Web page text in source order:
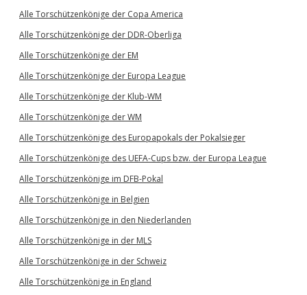
Alle Torschützenkönige der Copa America
Alle Torschützenkönige der DDR-Oberliga
Alle Torschützenkönige der EM
Alle Torschützenkönige der Europa League
Alle Torschützenkönige der Klub-WM
Alle Torschützenkönige der WM
Alle Torschützenkönige des Europapokals der Pokalsieger
Alle Torschützenkönige des UEFA-Cups bzw. der Europa League
Alle Torschützenkönige im DFB-Pokal
Alle Torschützenkönige in Belgien
Alle Torschützenkönige in den Niederlanden
Alle Torschützenkönige in der MLS
Alle Torschützenkönige in der Schweiz
Alle Torschützenkönige in England